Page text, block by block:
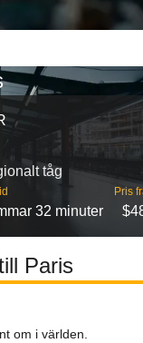
tåg
32 minuter
Pris
Paris
om i världen.